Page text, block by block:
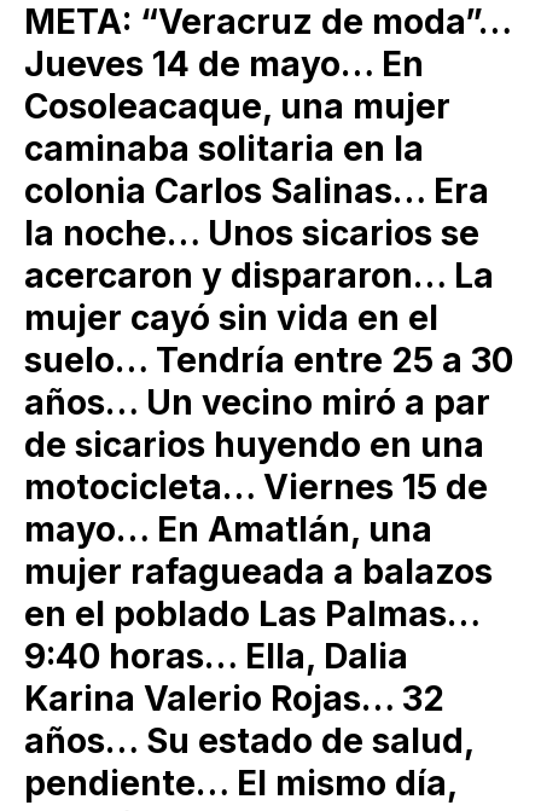
META: “Veracruz de moda”…
Jueves 14 de mayo… En
Cosoleacaque, una mujer
caminaba solitaria en la
colonia Carlos Salinas… Era
la noche… Unos sicarios se
acercaron y dispararon… La
mujer cayó sin vida en el
suelo… Tendría entre 25 a 30
años… Un vecino miró a par
de sicarios huyendo en una
motocicleta… Viernes 15 de
mayo… En Amatlán, una
mujer rafagueada a balazos
en el poblado Las Palmas…
9:40 horas… Ella, Dalia
Karina Valerio Rojas… 32
años… Su estado de salud,
pendiente… El mismo día,